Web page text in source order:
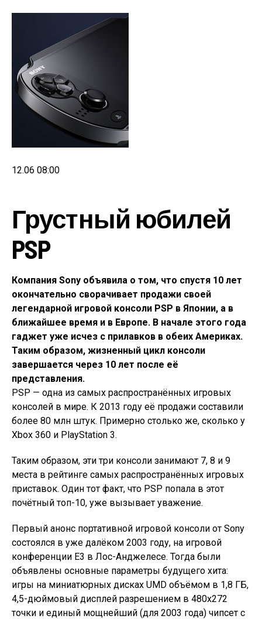
12.06 08:00
Грустный юбилей
PSP
Компания Sony объявила о том, что спустя 10 лет
окончательно сворачивает продажи своей
легендарной игровой консоли PSP в Японии, а в
ближайшее время и в Европе. В начале этого года
гаджет уже исчез с прилавков в обеих Америках.
Таким образом, жизненный цикл консоли
завершается через 10 лет после её
представления.
PSP — одна из самых распространённых игровых
консолей в мире. К 2013 году её продажи составили
более 80 млн штук. Примерно столько же, сколько у
Xbox 360 и PlayStation 3.
Таким образом, эти три консоли занимают 7, 8 и 9
места в рейтинге самых распространённых игровых
приставок. Один тот факт, что PSP попала в этот
почётный топ-10, уже вызывает уважение.
Первый анонс портативной игровой консоли от Sony
состоялся в уже далёком 2003 году, на игровой
конференции E3 в Лос-Анджелесе. Тогда были
объявлены основные параметры будущего хита:
игры на миниатюрных дисках UMD объёмом в 1,8 ГБ,
4,5-дюймовый дисплей разрешением в 480х272
точки и единый мощнейший (для 2003 года) чипсет с